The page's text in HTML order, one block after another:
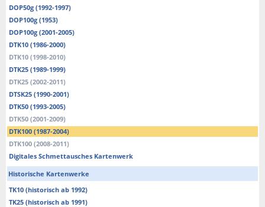
DOP50g (1992-1997)
DOP100g (1953)
DOP100g (2001-2005)
DTK10 (1986-2000)
DTK10 (1998-2010)
DTK25 (1989-1999)
DTK25 (2002-2011)
DTSK25 (1990-2001)
DTK50 (1993-2005)
DTK50 (2001-2009)
DTK100 (1987-2004)
DTK100 (2008-2011)
Digitales Schmettausches Kartenwerk
Historische Kartenwerke
TK10 (historisch ab 1992)
TK25 (historisch ab 1991)